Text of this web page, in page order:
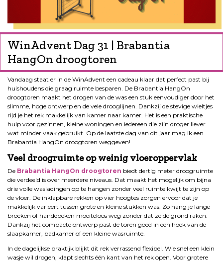
WinAdvent Dag 31 | Brabantia
HangOn droogtoren
Vandaag staat er in de WinAdvent een cadeau klaar dat perfect past bij
huishoudens die graag ruimte besparen. De Brabantia HangOn
droogtoren maakt het drogen van de was een stuk eenvoudiger door het
slimme, hoge ontwerp en de vele drooglijnen. Dankzij de stevige wieltjes
rijd je het rek makkelijk van kamer naar kamer. Het is een praktische
hulp voor gezinnen, kleine woningen en iedereen die zijn droger liever
wat minder vaak gebruikt. Op de laatste dag van dit jaar mag ik een
Brabantia HangOn droogtoren weggeven!
Veel droogruimte op weinig vloeroppervlak
De Brabantia HangOn droogtoren biedt dertig meter droogruimte
die verdeeld is over meerdere niveaus. Dat maakt het mogelijk om bijna
drie volle wasladingen op te hangen zonder veel ruimte kwijt te zijn op
de vloer. De inklapbare rekken op vier hoogtes zorgen ervoor dat je
makkelijk varieert tussen grote en kleine stukken was. Zo hang je lange
broeken of handdoeken moeiteloos weg zonder dat ze de grond raken.
Dankzij het compacte ontwerp past de toren goed in een hoek van de
slaapkamer, badkamer of een kleine wasruimte.
In de dagelijkse praktijk blijkt dit rek verrassend flexibel. Wie snel een klein
wasje wil drogen, klapt slechts één kant van het rek open. Voor grotere